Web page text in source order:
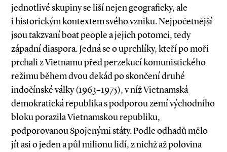
jednotlivé skupiny se liší nejen geograficky, ale
i historickým kontextem svého vzniku. Nejpočetnější
jsou takzvaní boat people a jejich potomci, tedy
západní diaspora. Jedná se o uprchlíky, kteří po moři
prchali z Vietnamu před perzekucí komunistického
režimu během dvou dekád po skončení druhé
indočínské války (1963–1975), v níž Vietnamská
demokratická republika s podporou zemí východního
bloku porazila Vietnamskou republiku,
podporovanou Spojenými státy. Podle odhadů mělo
jít asi o jeden a půl milionu lidí, z nichž až polovina